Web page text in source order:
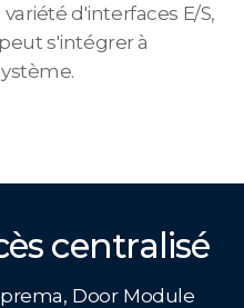
d'interfaces E/S,
s'intégrer à
centralisé
Door Module